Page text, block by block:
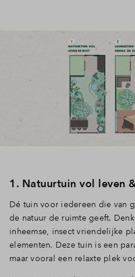
1. Natuurtuin vol leven
Dé tuin voor iedereen die van
de natuur de ruimte geeft.
inheemse, insect vriendelijke
elementen. Deze tuin is een
maar vooral een relaxte plek